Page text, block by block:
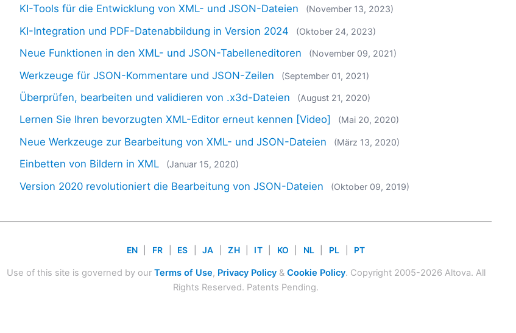
KI-Tools für die Entwicklung von XML- und JSON-Dateien (November 13, 2023)
KI-Integration und PDF-Datenabbildung in Version 2024 (Oktober 24, 2023)
Neue Funktionen in den XML- und JSON-Tabelleneditoren (November 09, 2021)
Werkzeuge für JSON-Kommentare und JSON-Zeilen (September 01, 2021)
Überprüfen, bearbeiten und validieren von .x3d-Dateien (August 21, 2020)
Lernen Sie Ihren bevorzugten XML-Editor erneut kennen [Video] (Mai 20, 2020)
Neue Werkzeuge zur Bearbeitung von XML- und JSON-Dateien (März 13, 2020)
Einbetten von Bildern in XML (Januar 15, 2020)
Version 2020 revolutioniert die Bearbeitung von JSON-Dateien (Oktober 09, 2019)
EN FR ES JA ZH IT KO NL PL PT
Use of this site is governed by our Terms of Use, Privacy Policy& Cookie Policy. Copyright 2005-2026 Altova. All
Rights Reserved. Patents Pending.